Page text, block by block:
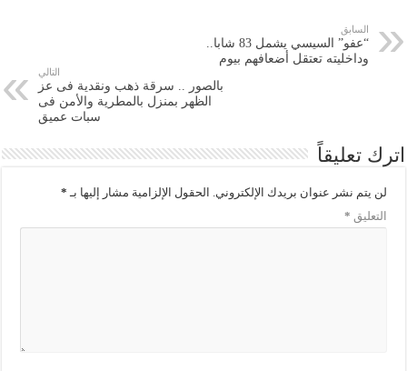
السابق
“عفو” السيسي يشمل 83 شابا..
وداخليته تعتقل أضعافهم بيوم
التالي
بالصور .. سرقة ذهب ونقدية فى عز
الظهر بمنزل بالمطرية والأمن فى
سبات عميق
اترك تعليقاً
لن يتم نشر عنوان بريدك الإلكتروني. الحقول الإلزامية مشار إليها بـ *
التعليق *